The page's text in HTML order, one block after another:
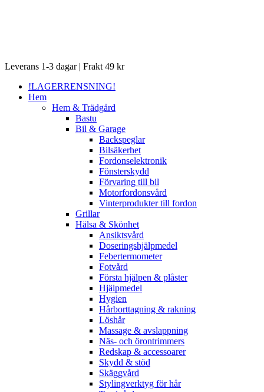
Close
Leverans 1-3 dagar | Frakt 49 kr
!LAGERRENSNING!
Hem
Hem & Trädgård
Bastu
Bil & Garage
Backspeglar
Bilsäkerhet
Fordonselektronik
Fönsterskydd
Förvaring till bil
Motorfordonsvård
Vinterprodukter till fordon
Grillar
Hälsa & Skönhet
Ansiktsvård
Doseringshjälpmedel
Febertermometer
Fotvård
Första hjälpen & plåster
Hjälpmedel
Hygien
Hårborttagning & rakning
Löshår
Massage & avslappning
Näs- och örontrimmers
Redskap & accessoarer
Skydd & stöd
Skäggvård
Stylingverktyg för hår